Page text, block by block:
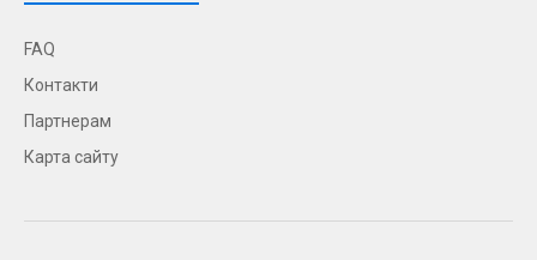
FAQ
Контакти
Партнерам
Карта сайту